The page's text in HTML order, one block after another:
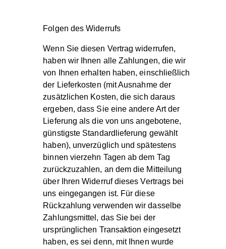
Folgen des Widerrufs
Wenn Sie diesen Vertrag widerrufen,
haben wir Ihnen alle Zahlungen, die wir
von Ihnen erhalten haben, einschließlich
der Lieferkosten (mit Ausnahme der
zusätzlichen Kosten, die sich daraus
ergeben, dass Sie eine andere Art der
Lieferung als die von uns angebotene,
günstigste Standardlieferung gewählt
haben), unverzüglich und spätestens
binnen vierzehn Tagen ab dem Tag
zurückzuzahlen, an dem die Mitteilung
über Ihren Widerruf dieses Vertrags bei
uns eingegangen ist. Für diese
Rückzahlung verwenden wir dasselbe
Zahlungsmittel, das Sie bei der
ursprünglichen Transaktion eingesetzt
haben, es sei denn, mit Ihnen wurde